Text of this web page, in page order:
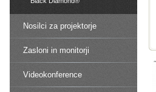
Nosilci za projektorje
Zasloni in monitorji
Videokonference